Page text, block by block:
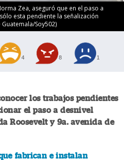
Zea, aseguró que en el paso a
esta pendiente la señalización
Soy502)
4 8 1
los trabajos pendientes
el paso a desnivel
Roosevelt y 9a. avenida de
fabrican e instalan